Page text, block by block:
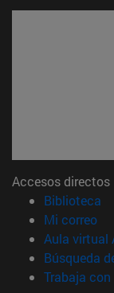
Accesos directos
Biblioteca
Mi correo
Aula virtual
Búsqueda
Trabaja